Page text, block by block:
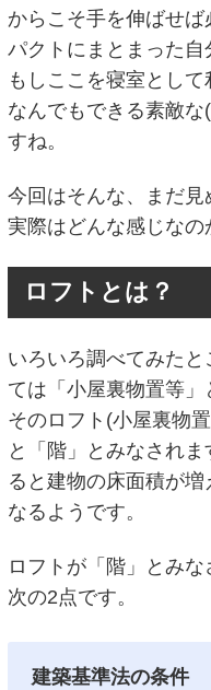
からこそ手を伸ばせ
パクトにまとまった自
もしここを寝室とし
なんでもできる素敵
すね。
今回はそんな、まだ
実際はどんな感じなの
ロフトとは？
いろいろ調べてみた
ては「小屋裏物置等」
そのロフト(小屋裏物
と「階」とみなされ
ると建物の床面積が
なるようです。
ロフトが「階」とみな
次の2点です。
建築基準法の条件